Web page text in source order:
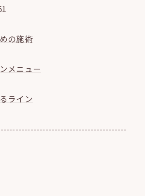
の施術
メニュー
ライン